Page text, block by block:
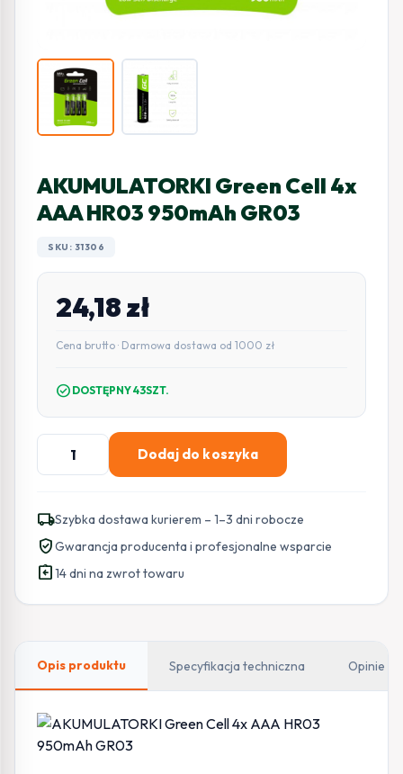
AKUMULATORKI Green Cell 4x
AAA HR03 950mAh GR03
SKU: 31306
24,18zł
Cena brutto · Darmowa dostawa od 1000 zł
check_circle DOSTĘPNY 43SZT.
ilość
AKUMULATORKI
4x
AAA
HR03
Dodaj do koszyka
local_shippingSzybka dostawa kurierem – 1–3 dni robocze
verified_userGwarancja producenta i profesjonalne wsparcie
assignment_return14 dni na zwrot towaru
Opis produktu Specyfikacja techniczna Opinie